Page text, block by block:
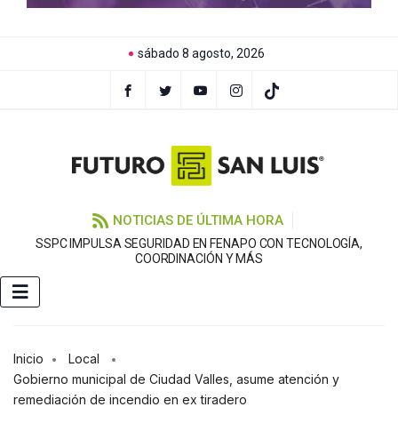
sábado 8 agosto, 2026
NOTICIAS DE ÚLTIMA HORA
SSPC IMPULSA SEGURIDAD EN FENAPO CON TECNOLOGÍA,
COORDINACIÓN Y MÁS
Inicio
Local
Gobierno municipal de Ciudad Valles, asume atención y
remediación de incendio en ex tiradero